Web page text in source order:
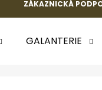
ZÁKAZNICKÁ
GALANTERIE